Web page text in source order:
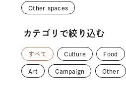
Other spaces
カテゴリで絞り込む
すべて Culture Food
Art Campaign Other